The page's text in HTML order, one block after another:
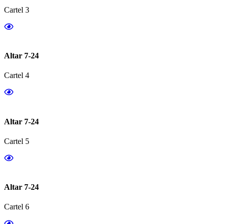
Cartel 3
Altar 7-24
Cartel 4
Altar 7-24
Cartel 5
Altar 7-24
Cartel 6